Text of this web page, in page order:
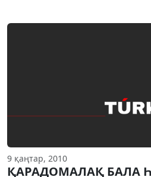
9 қаңтар, 2010
ҚАРАДОМАЛАҚ БАЛА